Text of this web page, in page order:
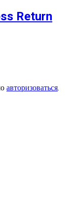
Return
авторизоваться.